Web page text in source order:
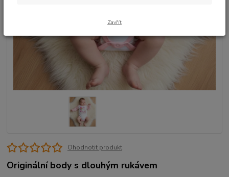
Ohodnotit produkt
Originální body s dlouhým rukávem
Zavřít